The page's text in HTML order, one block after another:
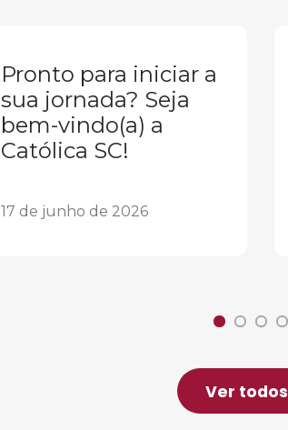
Pronto para iniciar a
sua jornada? Seja
bem-vindo(a) a
Católica SC!
17 de junho de 2026
Ver todos